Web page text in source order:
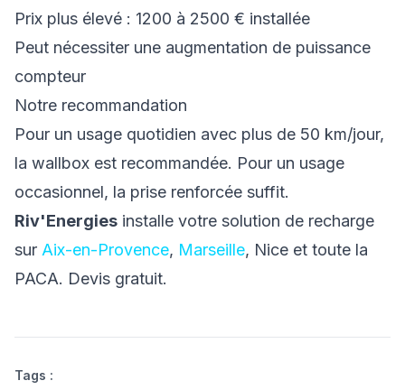
Prix plus élevé : 1200 à 2500 € installée
Peut nécessiter une augmentation de puissance
compteur
Notre recommandation
Pour un usage quotidien avec plus de 50 km/jour,
la wallbox est recommandée. Pour un usage
occasionnel, la prise renforcée suffit.
Riv'Energies installe votre solution de recharge
sur Aix-en-Provence, Marseille, Nice et toute la
PACA. Devis gratuit.
Tags :